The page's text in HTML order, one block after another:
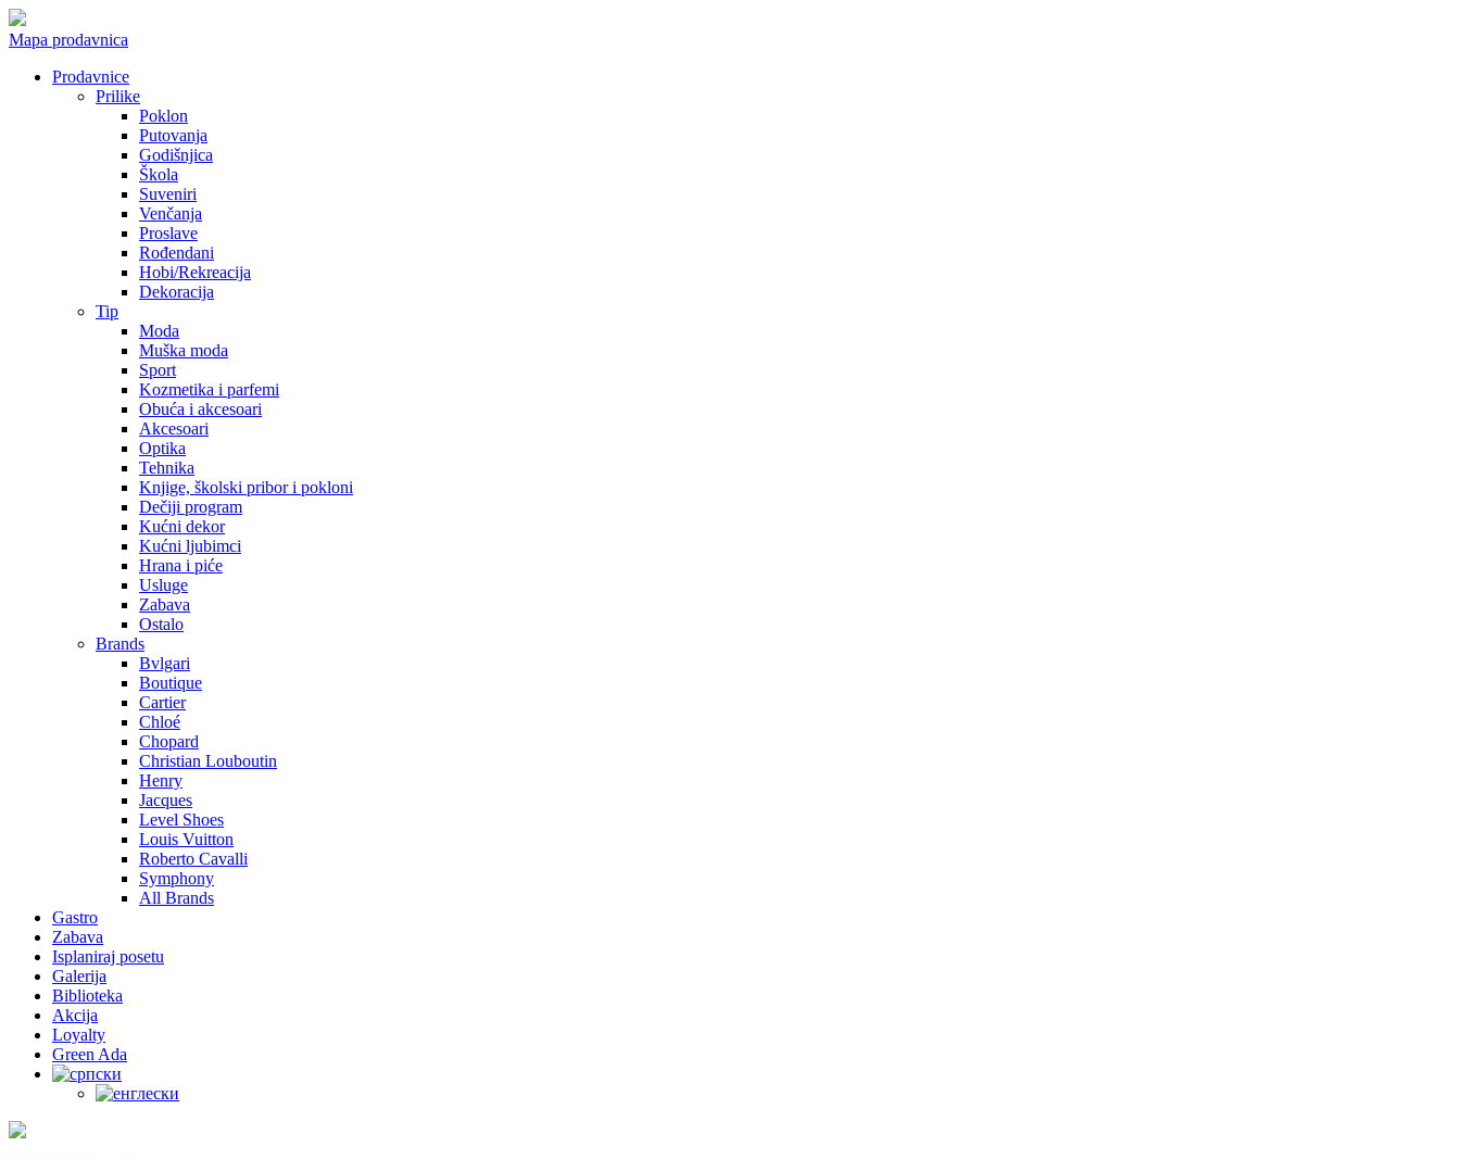
Mapa prodavnica
Prodavnice
Prilike
Poklon
Putovanja
Godišnjica
Škola
Suveniri
Venčanja
Proslave
Rođendani
Hobi/Rekreacija
Dekoracija
Tip
Moda
Muška moda
Sport
Kozmetika i parfemi
Obuća i akcesoari
Akcesoari
Optika
Tehnika
Knjige, školski pribor i pokloni
Dečiji program
Kućni dekor
Kućni ljubimci
Hrana i piće
Usluge
Zabava
Ostalo
Brands
Bvlgari
Boutique
Cartier
Chloé
Chopard
Christian Louboutin
Henry
Jacques
Level Shoes
Louis Vuitton
Roberto Cavalli
Symphony
All Brands
Gastro
Zabava
Isplaniraj posetu
Galerija
Biblioteka
Akcija
Loyalty
Green Ada